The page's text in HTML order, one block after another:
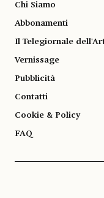
Chi Siamo
Abbonamenti
Il Telegiornale
Vernissage
Pubblicità
Contatti
Cookie & Policy
FAQ